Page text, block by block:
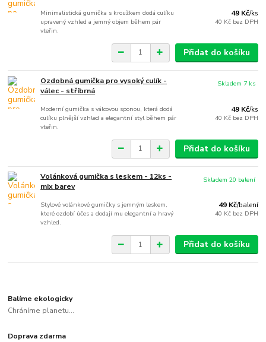
Minimalistická gumička s kroužkem dodá culíku
upravený vzhled a jemný objem během pár
vteřin.
49 Kč/ks
40 Kč bez DPH
Přidat do košíku
Ozdobná gumička pro vysoký culík -
válec - stříbrná
Moderní gumička s válcovou sponou, která dodá
culíku plnější vzhled a elegantní styl během pár
vteřin.
49 Kč/ks
40 Kč bez DPH
Skladem 7 ks
Přidat do košíku
Volánková gumička s leskem - 12ks -
mix barev
Stylové volánkové gumičky s jemným leskem,
které ozdobí účes a dodají mu elegantní a hravý
vzhled.
49 Kč/balení
40 Kč bez DPH
Skladem 20 balení
Přidat do košíku
Balíme ekologicky
Chráníme planetu...
Doprava zdarma